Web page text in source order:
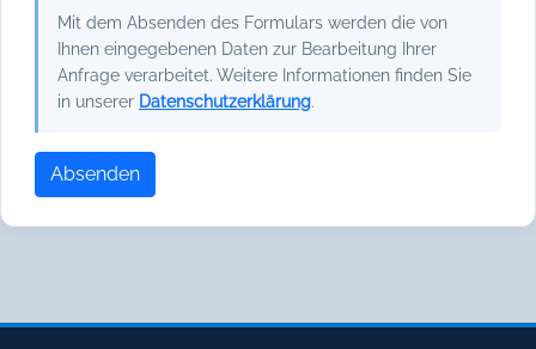
Mit dem Absenden des Formulars werden die von
Ihnen eingegebenen Daten zur Bearbeitung Ihrer
Anfrage verarbeitet. Weitere Informationen finden Sie
in unserer Datenschutzerklärung.
Absenden